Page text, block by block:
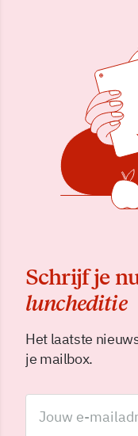
Schrijf je
luncheditie
Het laatste
je mailbox.